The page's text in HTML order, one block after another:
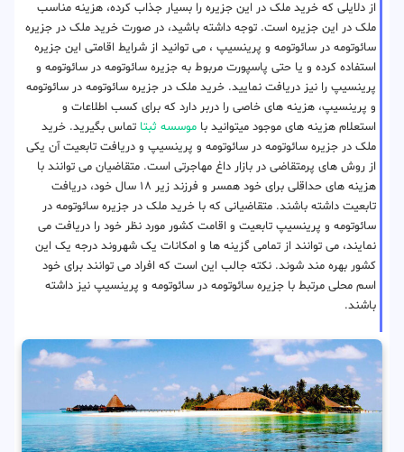
از دلایلی که خرید ملک در این جزیره را بسیار جذاب کرده، هزینه مناسب
ملک در این جزیره است. توجه داشته باشید، در صورت خرید ملک در جزیره
سائوتومه در سائوتومه و پرینسیپ ، می توانید از شرایط اقامتی این جزیره
استفاده کرده و یا حتی پاسپورت مربوط به جزیره سائوتومه در سائوتومه و
پرینسیپ را نیز دریافت نمایید. خرید ملک در جزیره سائوتومه در سائوتومه
و پرینسیپ، هزینه های خاصی را دربر دارد که برای کسب اطلاعات و
استعلام هزینه های موجود میتوانید با موسسه ثبتا تماس بگیرید. خرید
ملک در جزیره سائوتومه در سائوتومه و پرینسیپ و دریافت تابعیت آن یکی
از روش های پرمتقاضی در بازار داغ مهاجرتی است. متقاضیان می توانند با
هزینه های حداقلی برای خود همسر و فرزند زیر ۱۸ سال خود، دریافت
تابعیت داشته باشند. متقاضیانی که با خرید ملک در جزیره سائوتومه در
سائوتومه و پرینسیپ تابعیت و اقامت کشور مورد نظر خود را دریافت می
نمایند، می توانند از تمامی گزینه ها و امکانات یک شهروند درجه یک این
کشور بهره مند شوند. نکته جالب این است که افراد می توانند برای خود
اسم محلی مرتبط با جزیره سائوتومه در سائوتومه و پرینسیپ نیز داشته
باشند.